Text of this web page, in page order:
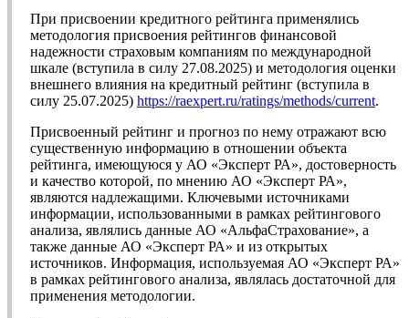
При присвоении кредитного рейтинга применялись
методология присвоения рейтингов финансовой
надежности страховым компаниям по международной
шкале (вступила в силу 27.08.2025) и методология оценки
внешнего влияния на кредитный рейтинг (вступила в
силу 25.07.2025) https://raexpert.ru/ratings/methods/current.
Присвоенный рейтинг и прогноз по нему отражают всю
существенную информацию в отношении объекта
рейтинга, имеющуюся у АО «Эксперт РА», достоверность
и качество которой, по мнению АО «Эксперт РА»,
являются надлежащими. Ключевыми источниками
информации, использованными в рамках рейтингового
анализа, являлись данные АО «АльфаСтрахование», а
также данные АО «Эксперт РА» и из открытых
источников. Информация, используемая АО «Эксперт РА»
в рамках рейтингового анализа, являлась достаточной для
применения методологии.